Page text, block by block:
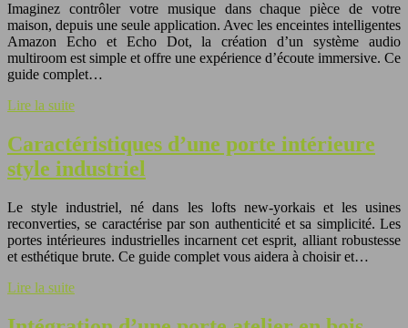
Imaginez contrôler votre musique dans chaque pièce de votre
maison, depuis une seule application. Avec les enceintes intelligentes
Amazon Echo et Echo Dot, la création d’un système audio
multiroom est simple et offre une expérience d’écoute immersive. Ce
guide complet…
Lire la suite
Caractéristiques d’une porte intérieure
style industriel
Le style industriel, né dans les lofts new-yorkais et les usines
reconverties, se caractérise par son authenticité et sa simplicité. Les
portes intérieures industrielles incarnent cet esprit, alliant robustesse
et esthétique brute. Ce guide complet vous aidera à choisir et…
Lire la suite